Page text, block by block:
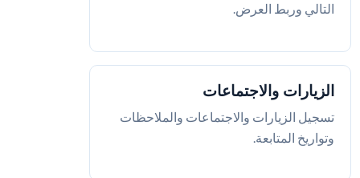
التالي وربط العرض.
الزيارات والاجتماعات
تسجيل الزيارات والاجتماعات والملاحظات
وتواريخ المتابعة.